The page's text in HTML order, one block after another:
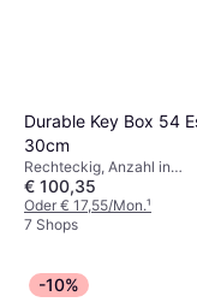
Durable Key Box 54
30cm
Rechteckig, Anzahl in
Verpackung: 1, Material:
Aluminium
€ 100,35
Oder € 17,55/Mon.¹
7 Shops
-10%